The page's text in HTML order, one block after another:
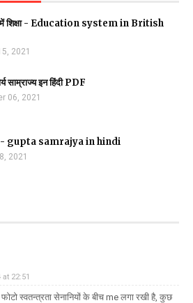
में शिक्षा - Education system in British
2021
साम्राज्य इन हिंदी PDF
06, 2021
- gupta samrajya in hindi
2021
22:51
फोटो स्वतन्त्रता सेनानियों के बीच me लगा रखी है, कुछ